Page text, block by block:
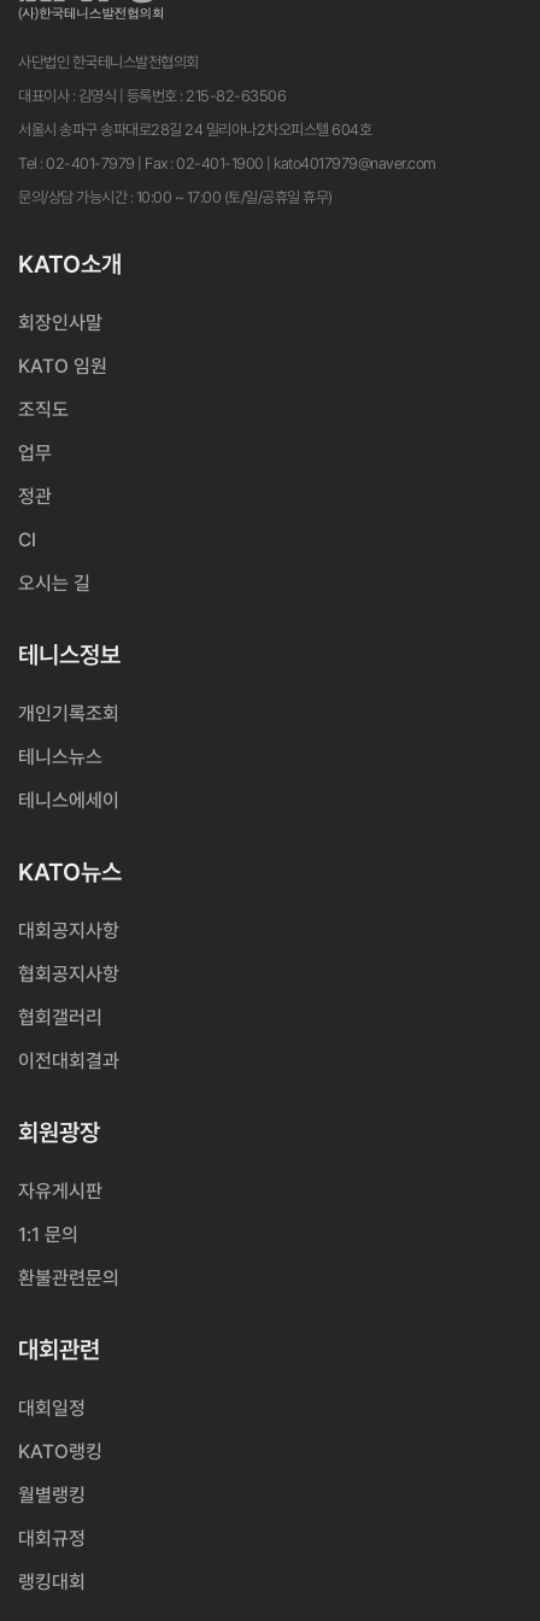
사단법인 한국테니스발전협의회
대표이사 : 김영식 | 등록번호 : 215-82-63506
서울시 송파구 송파대로28길 24 밀리아나2차오피스텔 604호
Tel : 02-401-7979 | Fax : 02-401-1900 | kato4017979@naver.com
문의/상담 가능시간 : 10:00 ~ 17:00 (토/일/공휴일 휴무)
KATO소개
회장인사말
KATO 임원
조직도
업무
정관
CI
오시는 길
테니스정보
개인기록조회
테니스뉴스
테니스에세이
KATO뉴스
대회공지사항
협회공지사항
협회갤러리
이전대회결과
회원광장
자유게시판
1:1 문의
환불관련문의
대회관련
대회일정
KATO랭킹
월별랭킹
대회규정
랭킹대회